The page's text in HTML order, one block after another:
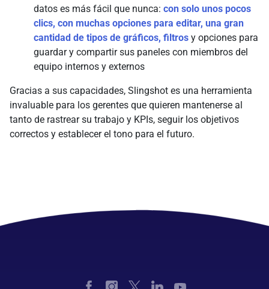
datos es más fácil que nunca: con solo unos pocos
clics, con muchas opciones para editar, una gran
cantidad de tipos de gráficos, filtros y opciones para
guardar y compartir sus paneles con miembros del
equipo internos y externos
Gracias a sus capacidades, Slingshot es una herramienta
invaluable para los gerentes que quieren mantenerse al
tanto de rastrear su trabajo y KPIs, seguir los objetivos
correctos y establecer el tono para el futuro.